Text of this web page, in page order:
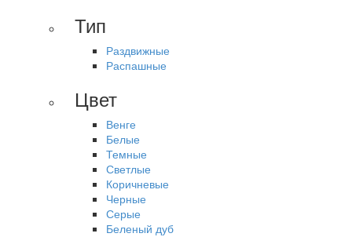
Тип
Раздвижные
Распашные
Цвет
Венге
Белые
Темные
Светлые
Коричневые
Черные
Серые
Беленый дуб